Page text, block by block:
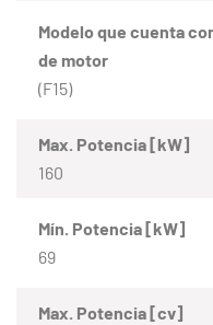
Modelo que cuenta
de motor
(F15)
Max. Potencia [kW]
160
Mín. Potencia [kW]
69
Max. Potencia [cv]